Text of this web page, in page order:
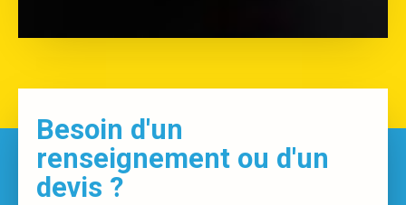
Besoin d'un
renseignement ou d'un
devis ?